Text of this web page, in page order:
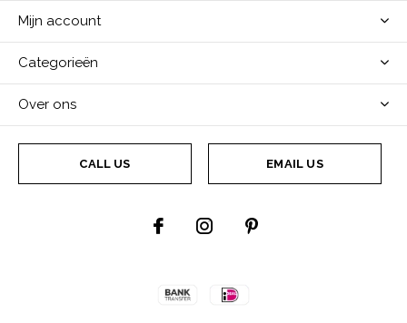
Mijn account
Categorieën
Over ons
CALL US EMAIL US